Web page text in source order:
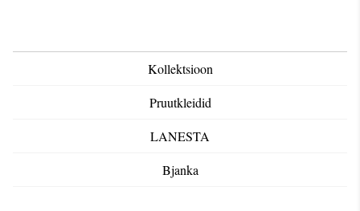
Kollektsioon
Pruutkleidid
LANESTA
Bjanka